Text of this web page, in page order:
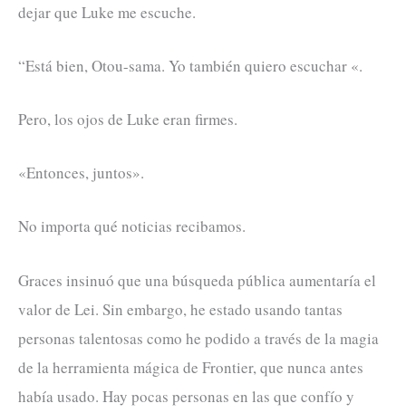
dejar que Luke me escuche.
“Está bien, Otou-sama. Yo también quiero escuchar «.
Pero, los ojos de Luke eran firmes.
«Entonces, juntos».
No importa qué noticias recibamos.
Graces insinuó que una búsqueda pública aumentaría el
valor de Lei. Sin embargo, he estado usando tantas
personas talentosas como he podido a través de la magia
de la herramienta mágica de Frontier, que nunca antes
había usado. Hay pocas personas en las que confío y